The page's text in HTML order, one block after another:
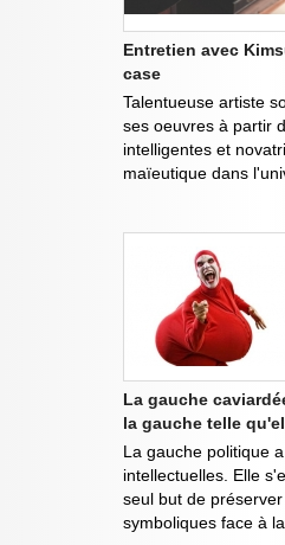
Entretien avec
case
Talentueuse artiste
ses oeuvres à partir
intelligentes et
maïeutique dans
La gauche
la gauche telle
La gauche politique
intellectuelles. Elle
seul but de
symboliques face à